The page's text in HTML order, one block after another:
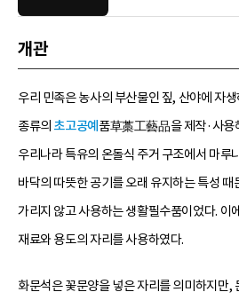
개관
우리 민족은 농사의 부산물인 짚, 산야에 자
종류의 초고공예 품草藁工藝品을 제작·사용
우리나라 특유의 온돌식 주거 구조에서 마루
바닥의 따뜻한 공기를 오래 유지하는 특성
가리지 않고 사용하는 생활필수품이었다. 이
재료와 용도의 자리를 사용하였다.
화문석은 꽃문양을 넣은 자리를 의미하지만,